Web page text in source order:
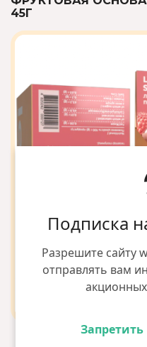
Подписка
Разрешите сайту
отправлять вам
Запретить
45Г